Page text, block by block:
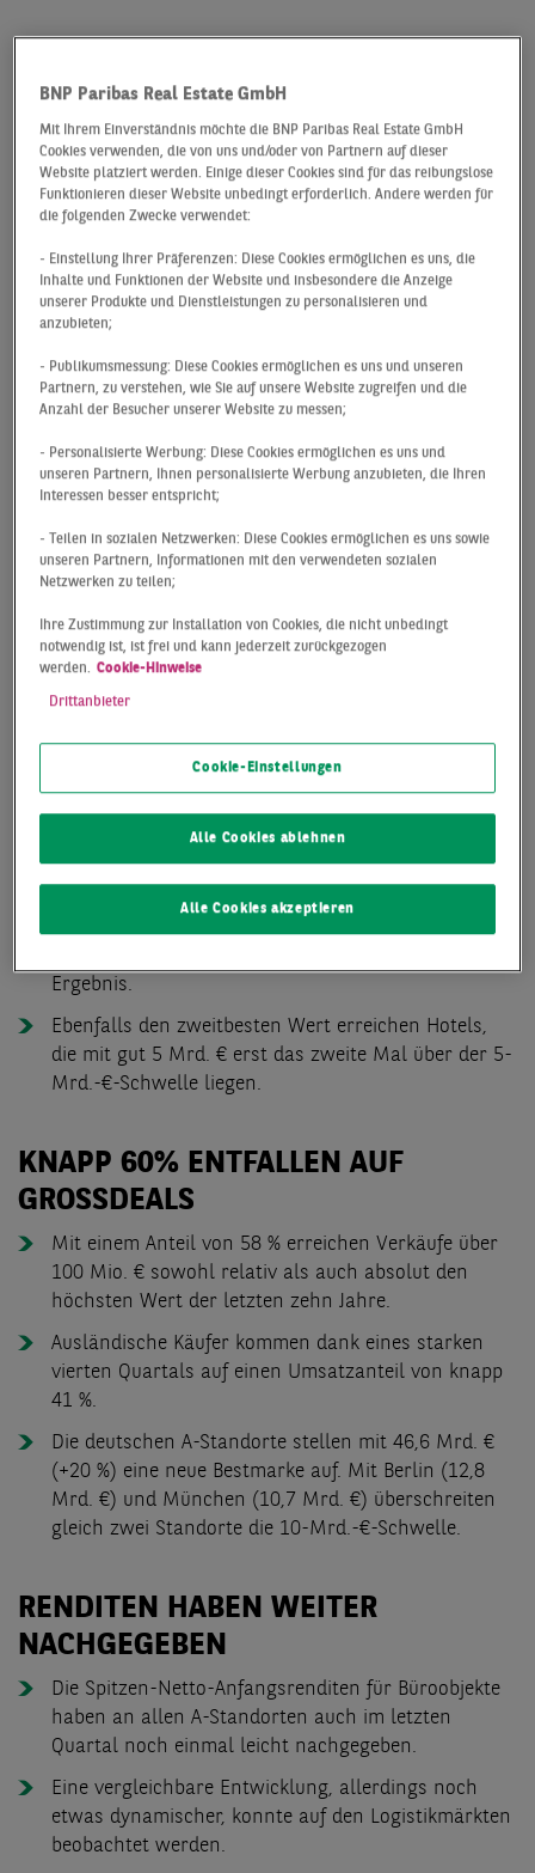
Executive Summary
INVESTMENTMÄRKTE IN NEUEN
SPHÄREN
2019 wurden bundesweit gut 73,4 Mrd. € in
Gewerbeimmobilien investiert. Damit wurde der erst im
%). Gerade im letzten Quartal hat die Marktdynamik alle
Erwartungen noch einmal deutlich übertroffen.
Entwicklung sowohl von Einzel- als auch von
Portfoliotransaktionen.
BÜROIMMOBILIEN
Die Dominanz von Büroimmobilien hat sich noch
einmal verstärkt. Mit knapp 53 % tragen sie über die
Hälfte zum Gesamtumsatz bei. Einen hohen Anteil
Allzeithoch markieren. Insgesamt konnten 70
Transaktionen im dreistelligen Millionenbereich
gezählt werden.
Auf Platz zwei finden sich Einzelhandelsobjekte mit
einem Volumen von fast 12,9 Mrd. € (+15 %).
Auf Logistikobjekte entfallen mit rund 7,5 Mrd. € gut
Ergebnis.
Ebenfalls den zweitbesten Wert erreichen Hotels,
die mit gut 5 Mrd. € erst das zweite Mal über der 5-
Mrd.-€-Schwelle liegen.
KNAPP 60% ENTFALLEN AUF
GROSSDEALS
Mit einem Anteil von 58 % erreichen Verkäufe über
100 Mio. € sowohl relativ als auch absolut den
höchsten Wert der letzten zehn Jahre.
Ausländische Käufer kommen dank eines starken
vierten Quartals auf einen Umsatzanteil von knapp
41 %.
Die deutschen A-Standorte stellen mit 46,6 Mrd. €
(+20 %) eine neue Bestmarke auf. Mit Berlin (12,8
Mrd. €) und München (10,7 Mrd. €) überschreiten
gleich zwei Standorte die 10-Mrd.-€-Schwelle.
RENDITEN HABEN WEITER
NACHGEGEBEN
Die Spitzen-Netto-Anfangsrenditen für Büroobjekte
haben an allen A-Standorten auch im letzten
Quartal noch einmal leicht nachgegeben.
Eine vergleichbare Entwicklung, allerdings noch
etwas dynamischer, konnte auf den Logistikmärkten
beobachtet werden.
BNP Paribas Real Estate GmbH
Mit Ihrem Einverständnis möchte die BNP Paribas Real Estate GmbH
Cookies verwenden, die von uns und/oder von Partnern auf dieser
Website platziert werden. Einige dieser Cookies sind für das reibungslose
Funktionieren dieser Website unbedingt erforderlich. Andere werden für
die folgenden Zwecke verwendet:
- Einstellung Ihrer Präferenzen: Diese Cookies ermöglichen es uns, die
Inhalte und Funktionen der Website und insbesondere die Anzeige
unserer Produkte und Dienstleistungen zu personalisieren und
anzubieten;
- Publikumsmessung: Diese Cookies ermöglichen es uns und unseren
Partnern, zu verstehen, wie Sie auf unsere Website zugreifen und die
Anzahl der Besucher unserer Website zu messen;
- Personalisierte Werbung: Diese Cookies ermöglichen es uns und
unseren Partnern, Ihnen personalisierte Werbung anzubieten, die Ihren
Interessen besser entspricht;
- Teilen in sozialen Netzwerken: Diese Cookies ermöglichen es uns sowie
unseren Partnern, Informationen mit den verwendeten sozialen
Netzwerken zu teilen;
Ihre Zustimmung zur Installation von Cookies, die nicht unbedingt
notwendig ist, ist frei und kann jederzeit zurückgezogen
werden. Cookie-Hinweise
Drittanbieter
Cookie-Einstellungen
Alle Cookies ablehnen
Alle Cookies akzeptieren